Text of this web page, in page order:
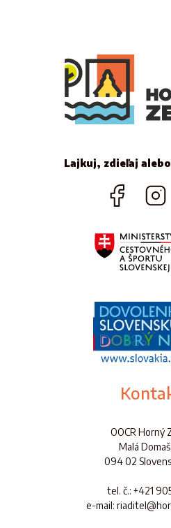
Lajkuj, zdieľaj
OOCR Horný
Malá
094 02
tel. č.: +421
e-mail: